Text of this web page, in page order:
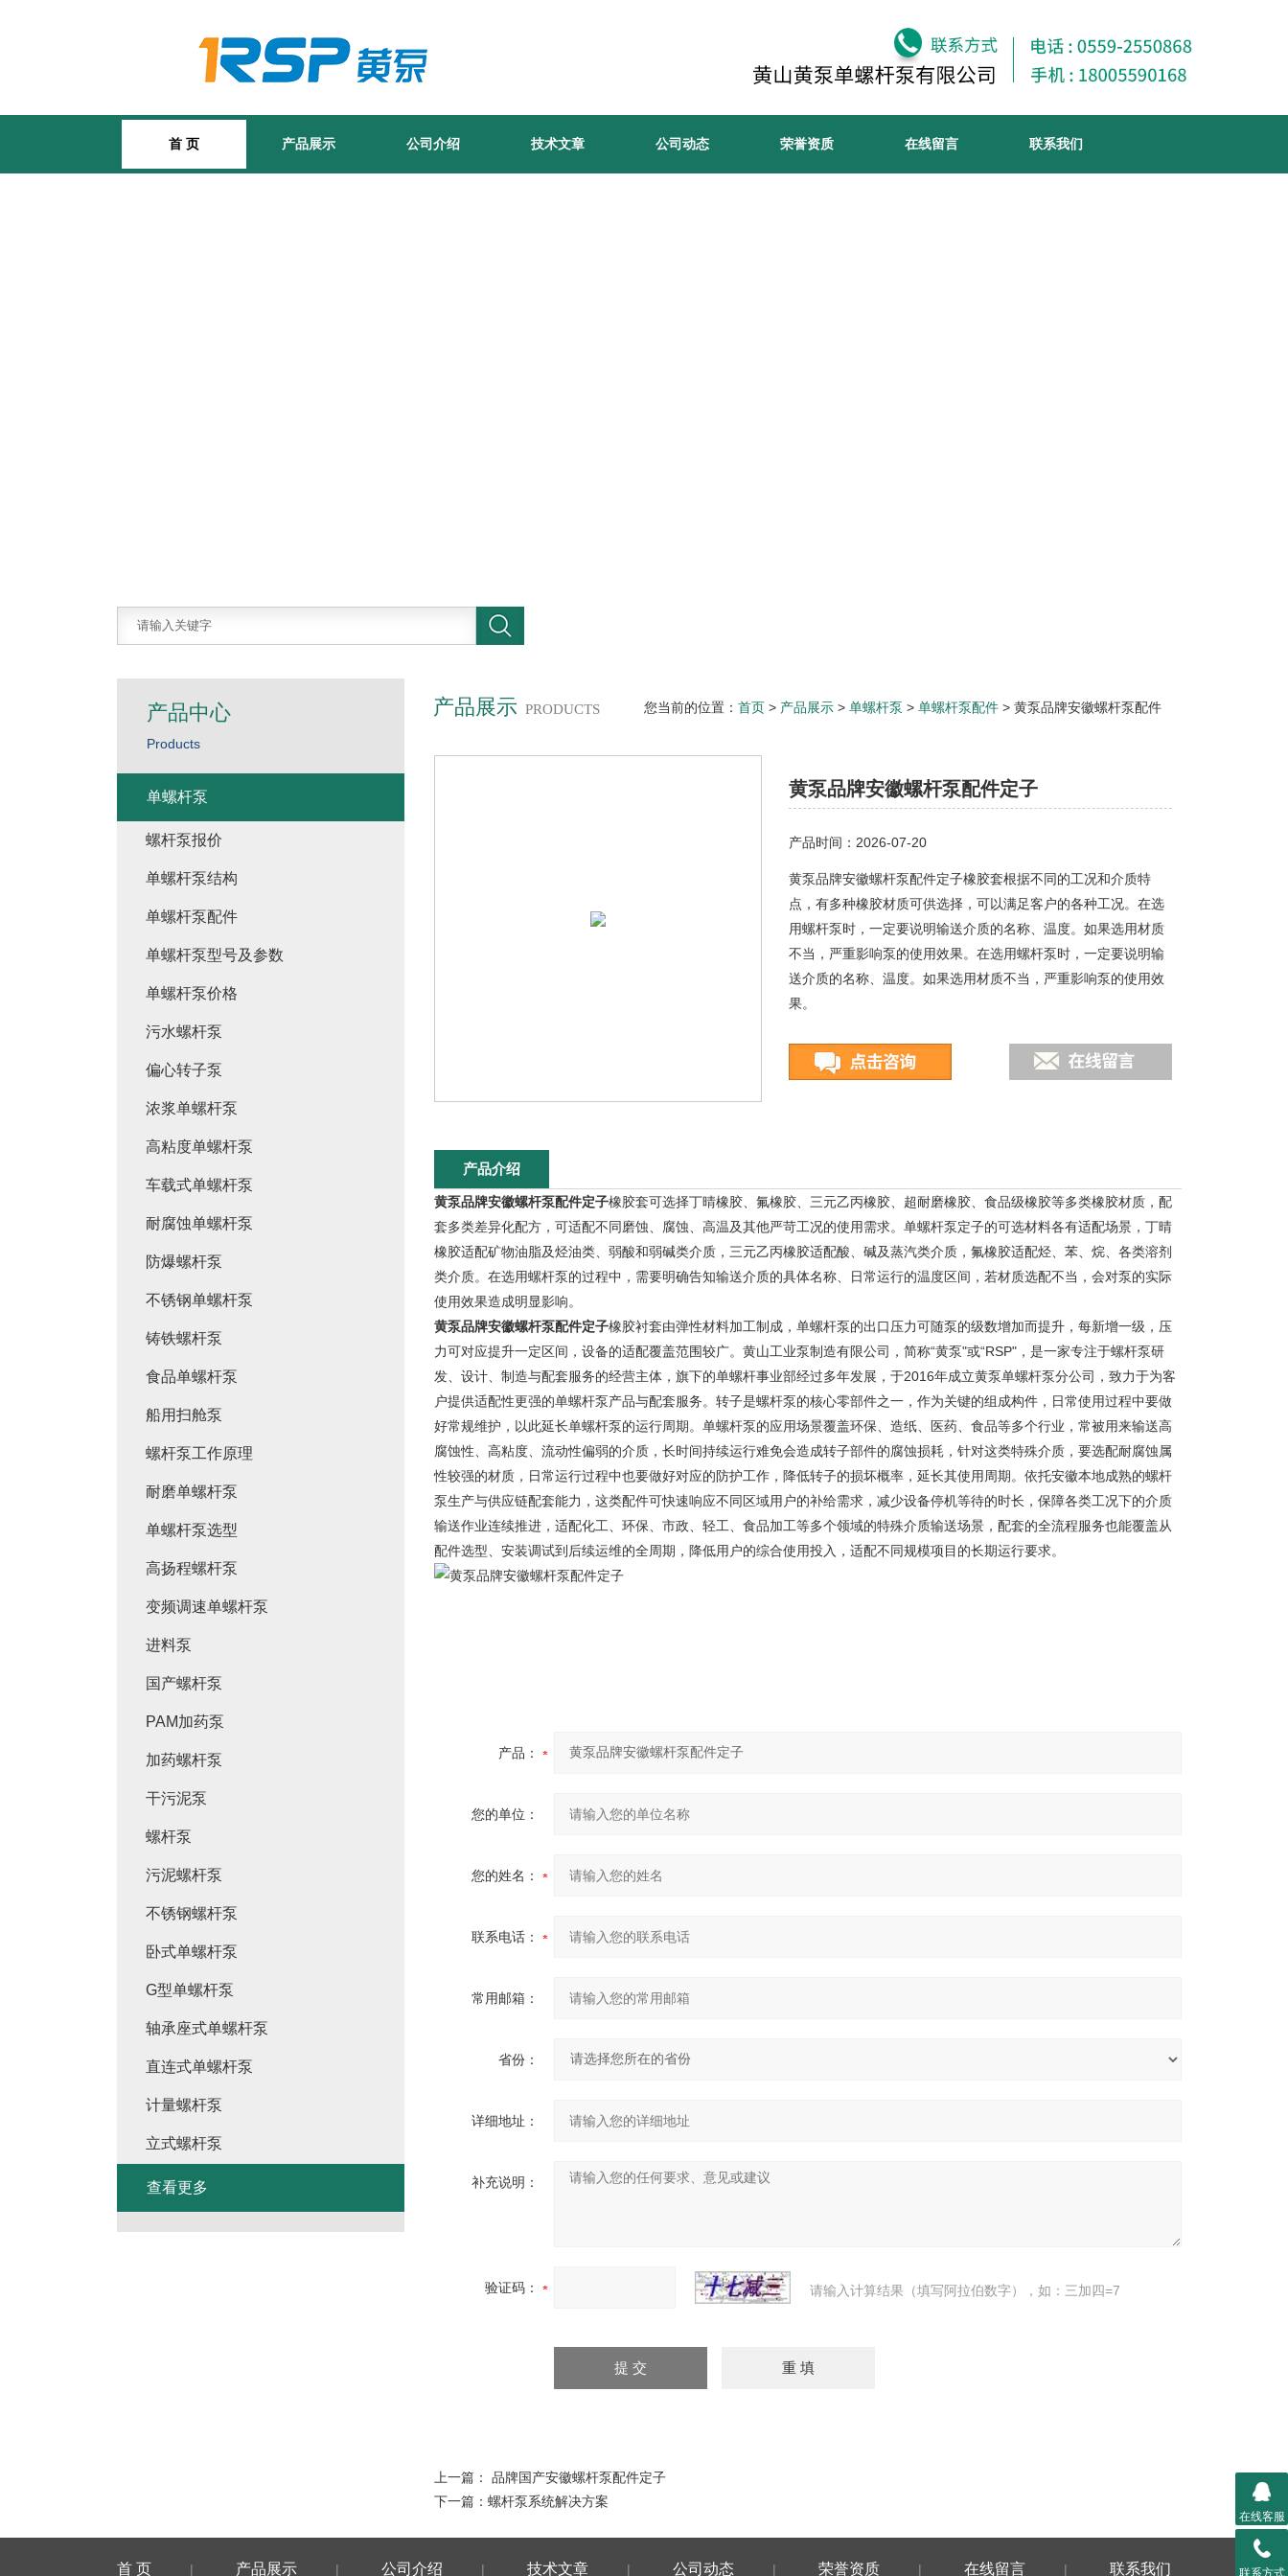
首 页 产品展示 公司介绍 技术文章 公司动态 荣誉资质 在线留言 联系我们
产品展示 PRODUCTS 您当前的位置： 首页 > 产品展示 > 单螺杆泵 > 单螺杆泵配件 > 黄泵品牌安徽螺杆泵配件
黄泵品牌安徽螺杆泵配件定子
产品时间：2026-07-20
黄泵品牌安徽螺杆泵配件定子橡胶套根据不同的工况和介质特
点，有多种橡胶材质可供选择，可以满足客户的各种工况。在选
用螺杆泵时，一定要说明输送介质的名称、温度。如果选用材质
不当，严重影响泵的使用效果。在选用螺杆泵时，一定要说明输
送介质的名称、温度。如果选用材质不当，严重影响泵的使用效
果。
产品介绍
黄泵品牌安徽螺杆泵配件定子橡胶套可选择丁晴橡胶、氟橡胶、三元乙丙橡胶、超耐磨橡胶、食品级橡胶等多类橡胶材质，配
套多类差异化配方，可适配不同磨蚀、腐蚀、高温及其他严苛工况的使用需求。单螺杆泵定子的可选材料各有适配场景，丁晴
橡胶适配矿物油脂及烃油类、弱酸和弱碱类介质，三元乙丙橡胶适配酸、碱及蒸汽类介质，氟橡胶适配烃、苯、烷、各类溶剂
类介质。在选用螺杆泵的过程中，需要明确告知输送介质的具体名称、日常运行的温度区间，若材质选配不当，会对泵的实际
使用效果造成明显影响。
黄泵品牌安徽螺杆泵配件定子橡胶衬套由弹性材料加工制成，单螺杆泵的出口压力可随泵的级数增加而提升，每新增一级，压
力可对应提升一定区间，设备的适配覆盖范围较广。黄山工业泵制造有限公司，简称“黄泵"或“RSP"，是一家专注于螺杆泵研
发、设计、制造与配套服务的经营主体，旗下的单螺杆事业部经过多年发展，于2016年成立黄泵单螺杆泵分公司，致力于为客
户提供适配性更强的单螺杆泵产品与配套服务。转子是螺杆泵的核心零部件之一，作为关键的组成构件，日常使用过程中要做
好常规维护，以此延长单螺杆泵的运行周期。单螺杆泵的应用场景覆盖环保、造纸、医药、食品等多个行业，常被用来输送高
腐蚀性、高粘度、流动性偏弱的介质，长时间持续运行难免会造成转子部件的腐蚀损耗，针对这类特殊介质，要选配耐腐蚀属
性较强的材质，日常运行过程中也要做好对应的防护工作，降低转子的损坏概率，延长其使用周期。依托安徽本地成熟的螺杆
泵生产与供应链配套能力，这类配件可快速响应不同区域用户的补给需求，减少设备停机等待的时长，保障各类工况下的介质
输送作业连续推进，适配化工、环保、市政、轻工、食品加工等多个领域的特殊介质输送场景，配套的全流程服务也能覆盖从
配件选型、安装调试到后续运维的全周期，降低用户的综合使用投入，适配不同规模项目的长期运行要求。
产品：
您的单位：
您的姓名：
联系电话：
常用邮箱：
省份：
详细地址：
补充说明：
验证码： 请输入计算结果（填写阿拉伯数字），如：三加四=7
上一篇： 品牌国产安徽螺杆泵配件定子
下一篇： 螺杆泵系统解决方案
产品中心
Products
单螺杆泵
螺杆泵报价
单螺杆泵结构
单螺杆泵配件
单螺杆泵型号及参数
单螺杆泵价格
污水螺杆泵
偏心转子泵
浓浆单螺杆泵
高粘度单螺杆泵
车载式单螺杆泵
耐腐蚀单螺杆泵
防爆螺杆泵
不锈钢单螺杆泵
铸铁螺杆泵
食品单螺杆泵
船用扫舱泵
螺杆泵工作原理
耐磨单螺杆泵
单螺杆泵选型
高扬程螺杆泵
变频调速单螺杆泵
进料泵
国产螺杆泵
PAM加药泵
加药螺杆泵
干污泥泵
螺杆泵
污泥螺杆泵
不锈钢螺杆泵
卧式单螺杆泵
G型单螺杆泵
轴承座式单螺杆泵
直连式单螺杆泵
计量螺杆泵
立式螺杆泵
查看更多
首 页 | 产品展示 | 公司介绍 | 技术文章 | 公司动态 | 荣誉资质 | 在线留言 | 联系我们
在线客服
联系方式